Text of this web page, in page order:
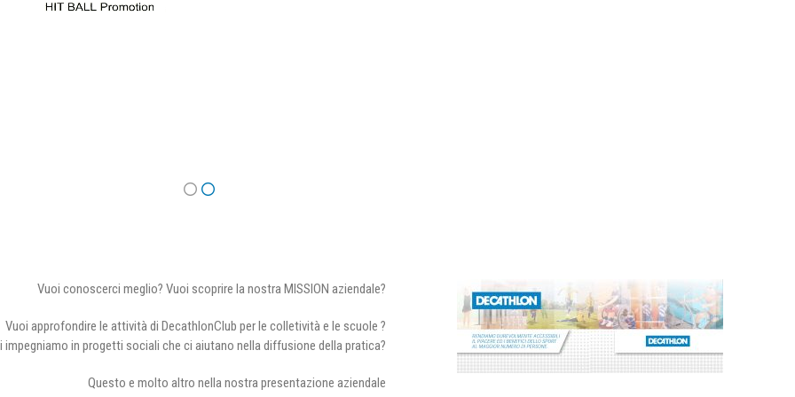
Vuoi conoscerci meglio? Vuoi scoprire la nostra MISSION aziendale?
Vuoi approfondire le attività di DecathlonClub per le colletività e le scuole ?
impegniamo in progetti sociali che ci aiutano nella diffusione della pratica?
Questo e molto altro nella nostra presentazione aziendale